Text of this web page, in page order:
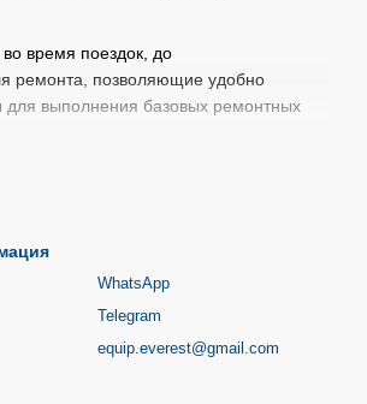
время поездок, до
ремонта, позволяющие удобно
для выполнения базовых ремонтных
мы знаем, его правильный уровень
WhatsApp
Telegram
equip.everest@gmail.com